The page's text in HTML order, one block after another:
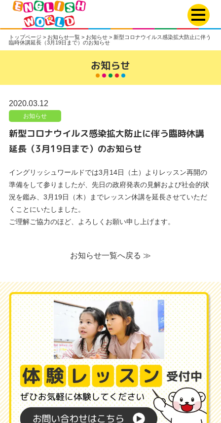
トップページ > お知らせ一覧> お知らせ> 新型コロナウイルス感染拡大防止に伴う
臨時休講延長（3月19日まで）のお知らせ
お知らせ
2020.03.12
お知らせ
新型コロナウイルス感染拡大防止に伴う臨時休講
延長（3月19日まで）のお知らせ
イングリッシュワールドでは3月14日（土）よりレッスン再開の
準備をして参りましたが、先日の政府発表の見解および社会的状
況を鑑み、3月19日（木）までレッスン休講を延長させていただ
くことにいたしました。
ご理解ご協力のほど、よろしくお願い申し上げます。
お知らせ一覧へ戻る ≫